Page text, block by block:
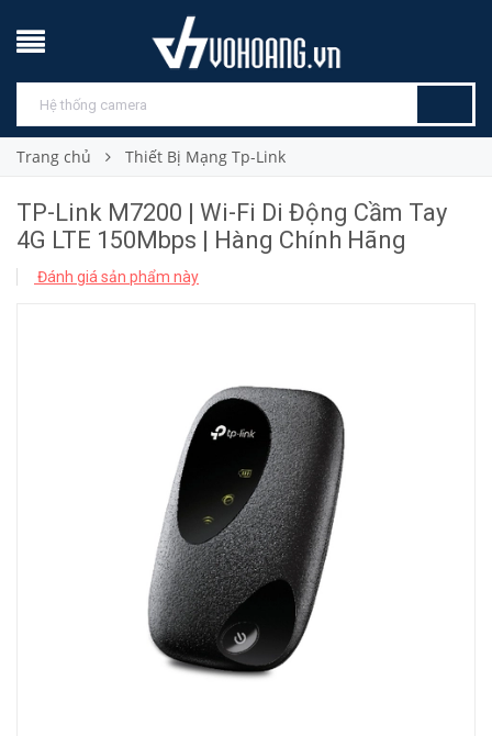
Trang chủ Thiết Bị Mạng Tp-Link
TP-Link M7200 | Wi-Fi Di Động Cầm Tay
4G LTE 150Mbps | Hàng Chính Hãng
Đánh giá sản phẩm này